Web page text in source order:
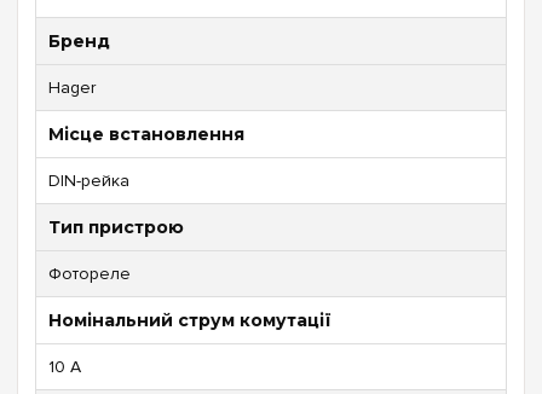
Бренд
Hager
Місце встановлення
DIN-рейка
Тип пристрою
Фотореле
Номінальний струм комутації
10 А